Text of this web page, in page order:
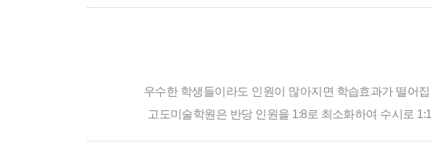
우수한 학생들이라도 인원이 많아지면 학습효과가 떨어
고도미술학원은 반당 인원을 1:8로 최소화하여 수시로